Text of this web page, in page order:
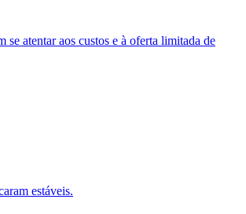
atentar aos custos e à oferta limitada de
estáveis.